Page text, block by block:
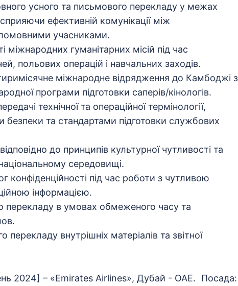
усного та письмового перекладу у межах
ефективній комунікації між
учасниками.
міжнародних гуманітарних місій під час
польових операцій і навчальних заходів.
міжнародне відрядження до Камбоджі з
програми підготовки саперів/кінологів.
технічної та операційної термінології,
та стандартами підготовки службових
до принципів культурної чутливості та
середовищі.
конфіденційності під час роботи з чутливою
інформацією.
перекладу в умовах обмеженого часу та
перекладу внутрішніх матеріалів та звітної
2024] – «Emirates Airlines», Дубай - ОАЕ. Посада: